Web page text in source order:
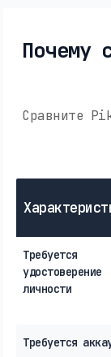
Почему
Сравните
Требуется
удостоверение
личности
Требуется